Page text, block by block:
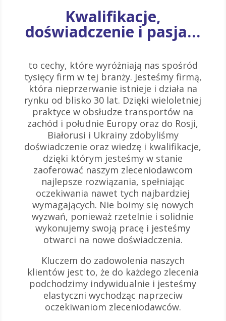
Kwalifikacje,
doświadczenie i pasja…
to cechy, które wyróżniają nas spośród
tysięcy firm w tej branży. Jesteśmy firmą,
która nieprzerwanie istnieje i działa na
rynku od blisko 30 lat. Dzięki wieloletniej
praktyce w obsłudze transportów na
zachód i południe Europy oraz do Rosji,
Białorusi i Ukrainy zdobyliśmy
doświadczenie oraz wiedzę i kwalifikacje,
dzięki którym jesteśmy w stanie
zaoferować naszym zleceniodawcom
najlepsze rozwiązania, spełniając
oczekiwania nawet tych najbardziej
wymagających. Nie boimy się nowych
wyzwań, ponieważ rzetelnie i solidnie
wykonujemy swoją pracę i jesteśmy
otwarci na nowe doświadczenia.
Kluczem do zadowolenia naszych
klientów jest to, że do każdego zlecenia
podchodzimy indywidualnie i jesteśmy
elastyczni wychodząc naprzeciw
oczekiwaniom zleceniodawców.